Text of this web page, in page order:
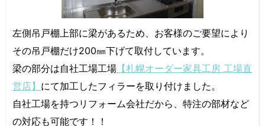
左側吊戸棚上部に梁があるため、お客様のご要望により
その吊戸棚だけ200㎜下げて取付しています。
梁の部分は自社工場工場 【札幌オーダー家具工房 工場直
営店】 にて加工したフィラーを取り付けました。
自社工場を持つリフォーム会社だから、特注の部材など
の対応も可能です！！